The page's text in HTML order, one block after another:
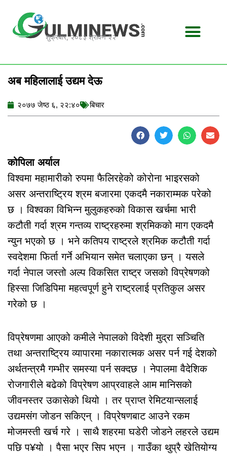
content
शुक्रबार, २०८३ श्रावण २२
अब महिलालाई उद्यम देऊ
२०७७ जेष्ठ ६, २२:४० बिचार
कोपिला अर्याल
विश्वमा महामारीको रुपमा फैलिरहेको कोरोना भाइरसको
असर अन्तराष्ट्रिय श्रम बजारमा एकदमै नकाराम्मक परेको
छ । विश्वका विभिन्न मुलुकहरुको विकास खर्चमा भारी
कटौती गर्दा श्रम गन्तव्य राष्ट्रहरुमा श्रमिकको माग एकदमै
न्युन भएको छ । भने कतिपय राष्ट्रले श्रमिक कटौती गर्दा
स्वदेशमा फिर्ता गर्ने अभियान समेत चलाएका छन् । यसले
गर्दा नेपाल जस्तो अल्प विकसित राष्ट्र जसको विप्रेषणको
हिस्सा जिडिपिमा महत्वपूर्ण हुने राष्ट्रलाई प्रतिकुल असर
गरेको छ ।
विप्रेषणमा आएको कमीले नेपालको विदेशी मुद्रा सञ्चिति
तथा अन्तराष्ट्रिय व्यापारमा नकारात्मक असर पर्न गई देशको
अर्थतन्त्रमै गम्भीर समस्या पर्न सक्दछ । नेपालमा वैदेशिक
रोजगारीले बढेको विप्रेषण आप्रवाहले आम मानिसको
जीवनस्तर उकासेको थियो । तर प्राप्त रेमिटयान्सलाई
उद्यमसंग जोडन सकिएन् । विप्रेषणबाट आउने रकम
मोजमस्ती खर्च गरे । साथै शहरमा घडेरी जोडने लहरले उद्यम
पछि प¥यो । पैसा भएर सिप भएन । गाउँका थुप्रै खेतियोग्य